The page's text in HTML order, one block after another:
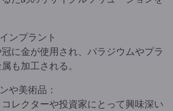
ンプラント
に金が使用され、パラジウムやプラ
も加工される。
や美術品：
レクターや投資家にとって興味深い